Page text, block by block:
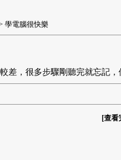
學電腦很快樂
差，很多步驟剛聽完就忘
[查看